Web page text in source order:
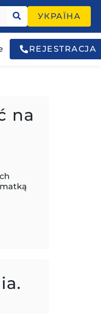
УКРАЇНА
REJESTRACJA
na